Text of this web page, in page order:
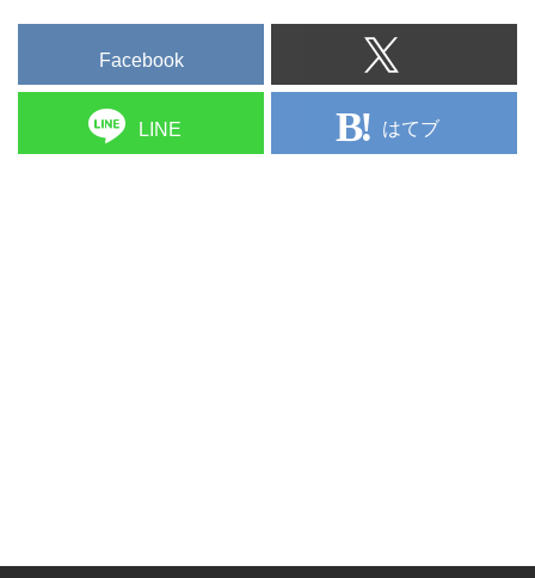
Facebook
LINE はてブ